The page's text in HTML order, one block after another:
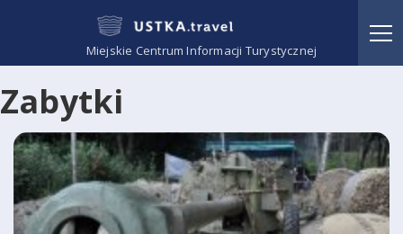
Miejskie Centrum Informacji Turystycznej
Zabytki